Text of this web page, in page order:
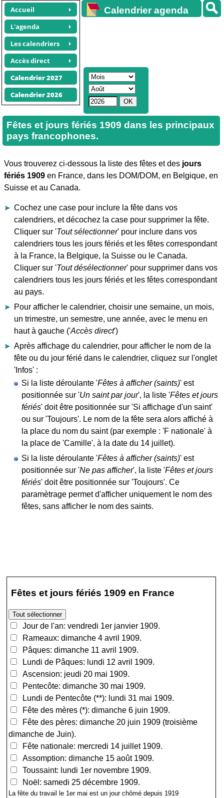
Accueil
L'agenda
Les calendriers
Accès direct
Calendrier 2027
Calendrier 2026
Calendrier agenda
Fêtes et jours fériés 1909 dans les principaux
pays francophones.
Vous trouverez ci-dessous la liste des fêtes et des jours
fériés 1909 en France, dans les DOM/DOM, en Belgique, en
Suisse et au Canada.
Cochez une case pour inclure la fête dans vos
calendriers, et décochez la case pour supprimer la fête.
Cliquer sur 'Tout sélectionner' pour inclure dans vos
calendriers tous les jours fériés et les fêtes correspondant
à la France, la Belgique, la Suisse ou le Canada.
Cliquer sur 'Tout désélectionner' pour supprimer dans vos
calendriers tous les jours fériés et les fêtes correspondant
au pays.
Pour afficher le calendrier, choisir une semaine, un mois,
un trimestre, un semestre, une année, avec le menu en
haut à gauche ('Accès direct')
Après affichage du calendrier, pour afficher le nom de la
fête ou du jour férié dans le calendrier, cliquez sur l'onglet
'Infos' :
Si la liste déroulante 'Fêtes à afficher (saints)' est
positionnée sur 'Un saint par jour', la liste 'Fêtes et jours
fériés' doit être positionnée sur 'Si affichage d'un saint'
ou sur 'Toujours'. Le nom de la fête sera alors affiché à
la place du nom du saint (par exemple : 'F nationale' à
la place de 'Camille', à la date du 14 juillet).
Si la liste déroulante 'Fêtes à afficher (saints)' est
positionnée sur 'Ne pas afficher', la liste 'Fêtes et jours
fériés' doit être positionnée sur 'Toujours'. Ce
paramètrage permet d'afficher uniquement le nom des
fêtes, sans afficher le nom des saints.
Fêtes et jours fériés 1909 en France
Jour de l'an: vendredi 1er janvier 1909.
Rameaux: dimanche 4 avril 1909.
Pâques: dimanche 11 avril 1909.
Lundi de Pâques: lundi 12 avril 1909.
Ascension: jeudi 20 mai 1909.
Pentecôte: dimanche 30 mai 1909.
Lundi de Pentecôte (**): lundi 31 mai 1909.
Fête des mères (*): dimanche 6 juin 1909.
Fête des pères: dimanche 20 juin 1909 (troisième
dimanche de Juin).
Fête nationale: mercredi 14 juillet 1909.
Assomption: dimanche 15 août 1909.
Toussaint: lundi 1er novembre 1909.
Noël: samedi 25 décembre 1909.
La fête du travail le 1er mai est un jour chômé depuis 1919